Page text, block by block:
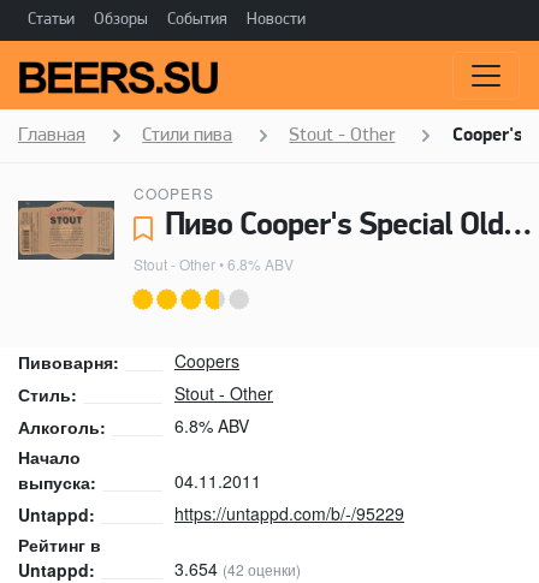
Статьи Обзоры События Новости
Главная Стили пива Stout - Other Cooper's
COOPERS
Пиво Cooper's Special Old Stout - Coopers
Stout - Other• 6.8% ABV
Пивоварня:
Coopers
Стиль:
Stout - Other
Алкоголь:
6.8% ABV
Начало
выпуска:
04.11.2011
Untappd:
https://untappd.com/b/-/95229
Рейтинг в
Untappd:
3.654 (42 оценки)